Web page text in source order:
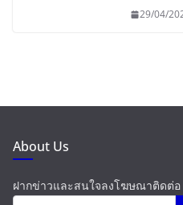
29/04/
About Us
ฝากข่าวและสนใจลงโฆษณาติดต่อ